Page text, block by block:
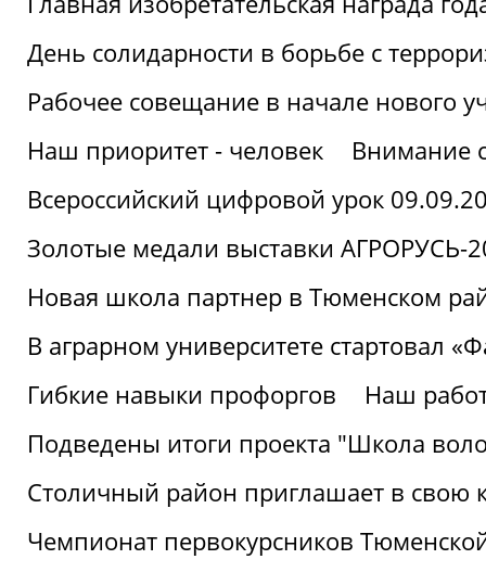
День солидарности в борьбе с
Рабочее совещание в начале нового
Наш приоритет - человек
Внимание
Всероссийский цифровой урок
Золотые медали выставки АГРОРУСЬ-
Новая школа партнер в Тюменском
В аграрном университете стартовал
Гибкие навыки профоргов
Наш
Подведены итоги проекта "Школа
Столичный район приглашает в свою
Чемпионат первокурсников